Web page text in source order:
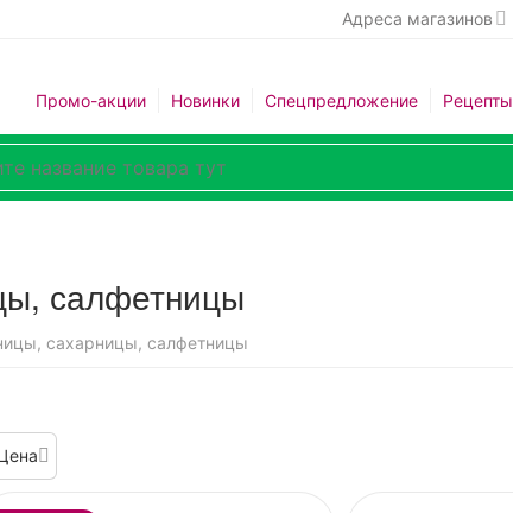
Адреса магазинов
Промо-акции Новинки Спецпредложение Рецепты
салфетницы
сахарницы, салфетницы